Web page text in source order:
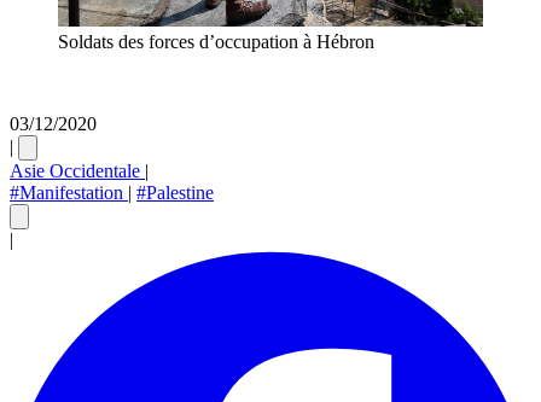
Soldats des forces d’occupation à Hébron
03/12/2020
|
Asie Occidentale |
#Manifestation | #Palestine
|